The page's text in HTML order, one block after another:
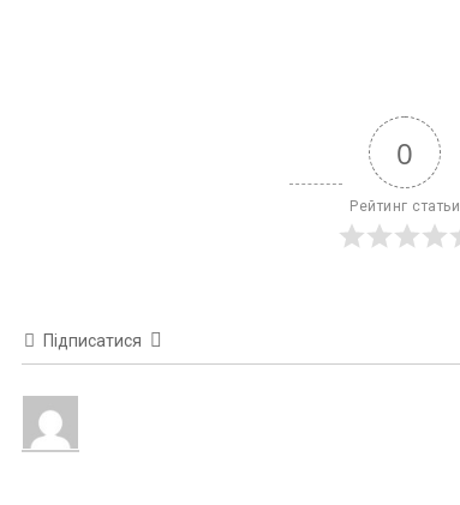
0
Рейтинг статьи
Підписатися